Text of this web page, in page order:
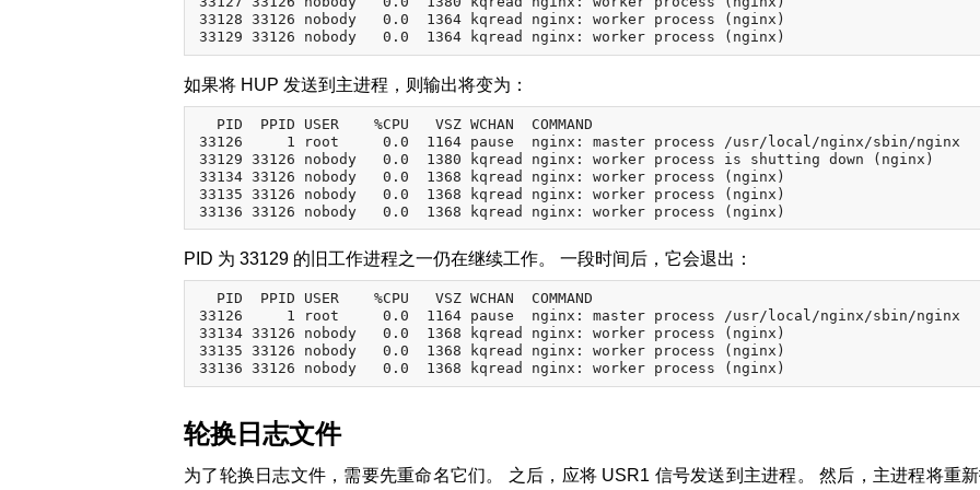
33128 33126 nobody   0.0  1364 kqread nginx: worker process (nginx)
如果将 HUP 发送到主进程，则输出将变为：
  PID  PPID USER    %CPU   VSZ WCHAN  COMMAND
33126     1 root     0.0  1164 pause  nginx: master process /usr/local/nginx/sbin/nginx
33129 33126 nobody   0.0  1380 kqread nginx: worker process is shutting down (nginx)
33134 33126 nobody   0.0  1368 kqread nginx: worker process (nginx)
33135 33126 nobody   0.0  1368 kqread nginx: worker process (nginx)
PID 为 33129 的旧工作进程之一仍在继续工作。 一段时间后，它会退出：
  PID  PPID USER    %CPU   VSZ WCHAN  COMMAND
33126     1 root     0.0  1164 pause  nginx: master process /usr/local/nginx/sbin/nginx
33134 33126 nobody   0.0  1368 kqread nginx: worker process (nginx)
33135 33126 nobody   0.0  1368 kqread nginx: worker process (nginx)
轮换日志文件
为了轮换日志文件，需要先重命名它们。 之后，应将 USR1 信号发送到主进程。 然后，主进程将重